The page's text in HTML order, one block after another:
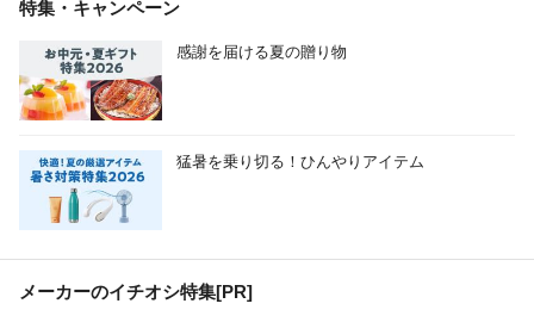
特集・キャンペーン
感謝を届ける夏の贈り物
猛暑を乗り切る！ひんやりアイテム
メーカーのイチオシ特集[PR]